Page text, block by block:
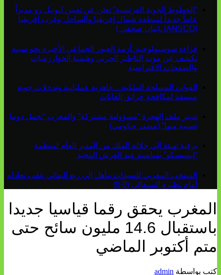
“الخطوط الجوية الفرنسية” تعلن عن تعيين ليونيل رو مديراً
عاماً جديداً لمنطقة شمال إفريقيا والساحل وغرب إفريقيا
(ANSCO) .(بيان صحفي )
قراءة سوسيولوجية :أزمة العبور الجماعي الأخيرة نحو سبتة
تكشف عن موت التاطير الحزبي وهيمنة الخوارزميات
والصفحات الافتراضية
القوات المسلحة الملكية .. جاهزية عملياتية وتدخلات جوية
منسقة لمكافحة حرائق الغابات
تدبير ملف الهجرة “مسؤولية مشتركة” والمغرب “تحمل دوما
نصيبه منها” (مصدر حكومي)
برقية تهنئة إلى جلالة الملك من المدير العام لمنظمة
“إيسيسكو” بمناسبة عيد العرش المجيد
المنتخب المغربي للسيدات يتأهل إلى ربع النهائي عقب تعادله
أمام نظيره السنغالي (0-0)
المغرب يحقق رقما قياسيا جديدا
باستقبال 14.6 مليون سائح حتى
متم أكتوبر الماضي
كتب بواسطة admin